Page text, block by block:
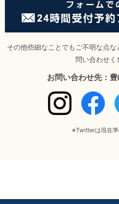
その他些細なことでもご不明な点
問い合わせく
お問い合わせ先：
※Twitterは現在準